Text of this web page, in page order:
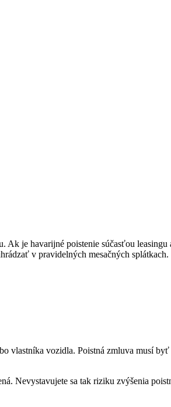
je havarijné poistenie súčasťou
v pravidelných mesačných splátkach.
vlastníka vozidla. Poistná zmluva musí
Nevystavujete sa tak riziku zvýšenia